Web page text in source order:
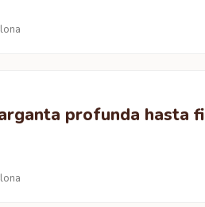
profunda hasta fi